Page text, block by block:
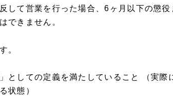
して営業を行った場合、6ヶ月以下の懲
できません。
。
としての定義を満たしていること （実際
状態）